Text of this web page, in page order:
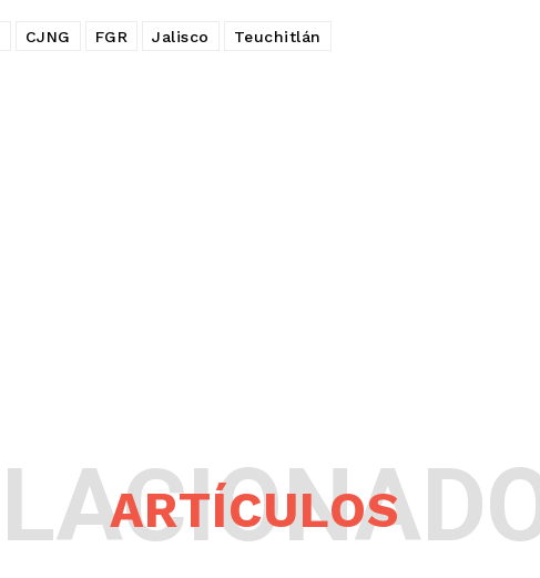
CJNG FGR Jalisco Teuchitlán
ARTÍCULOS